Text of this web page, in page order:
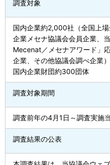
調査対象
国内企業約2,000社（全国上場
企業メセナ協議会会員企業、
Mecenat／メセナアワード」
企業、その他協議会調べ企業）
国内企業財団約300団体
調査対象期間
調査前年の4月1日～調査実施
調査結果の公表